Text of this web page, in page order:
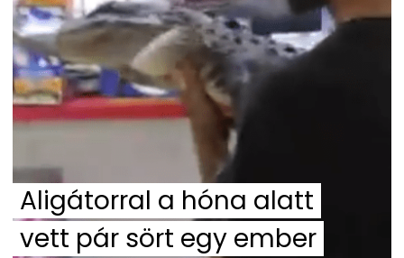
Aligátorral a hóna alatt
vett pár sört egy ember